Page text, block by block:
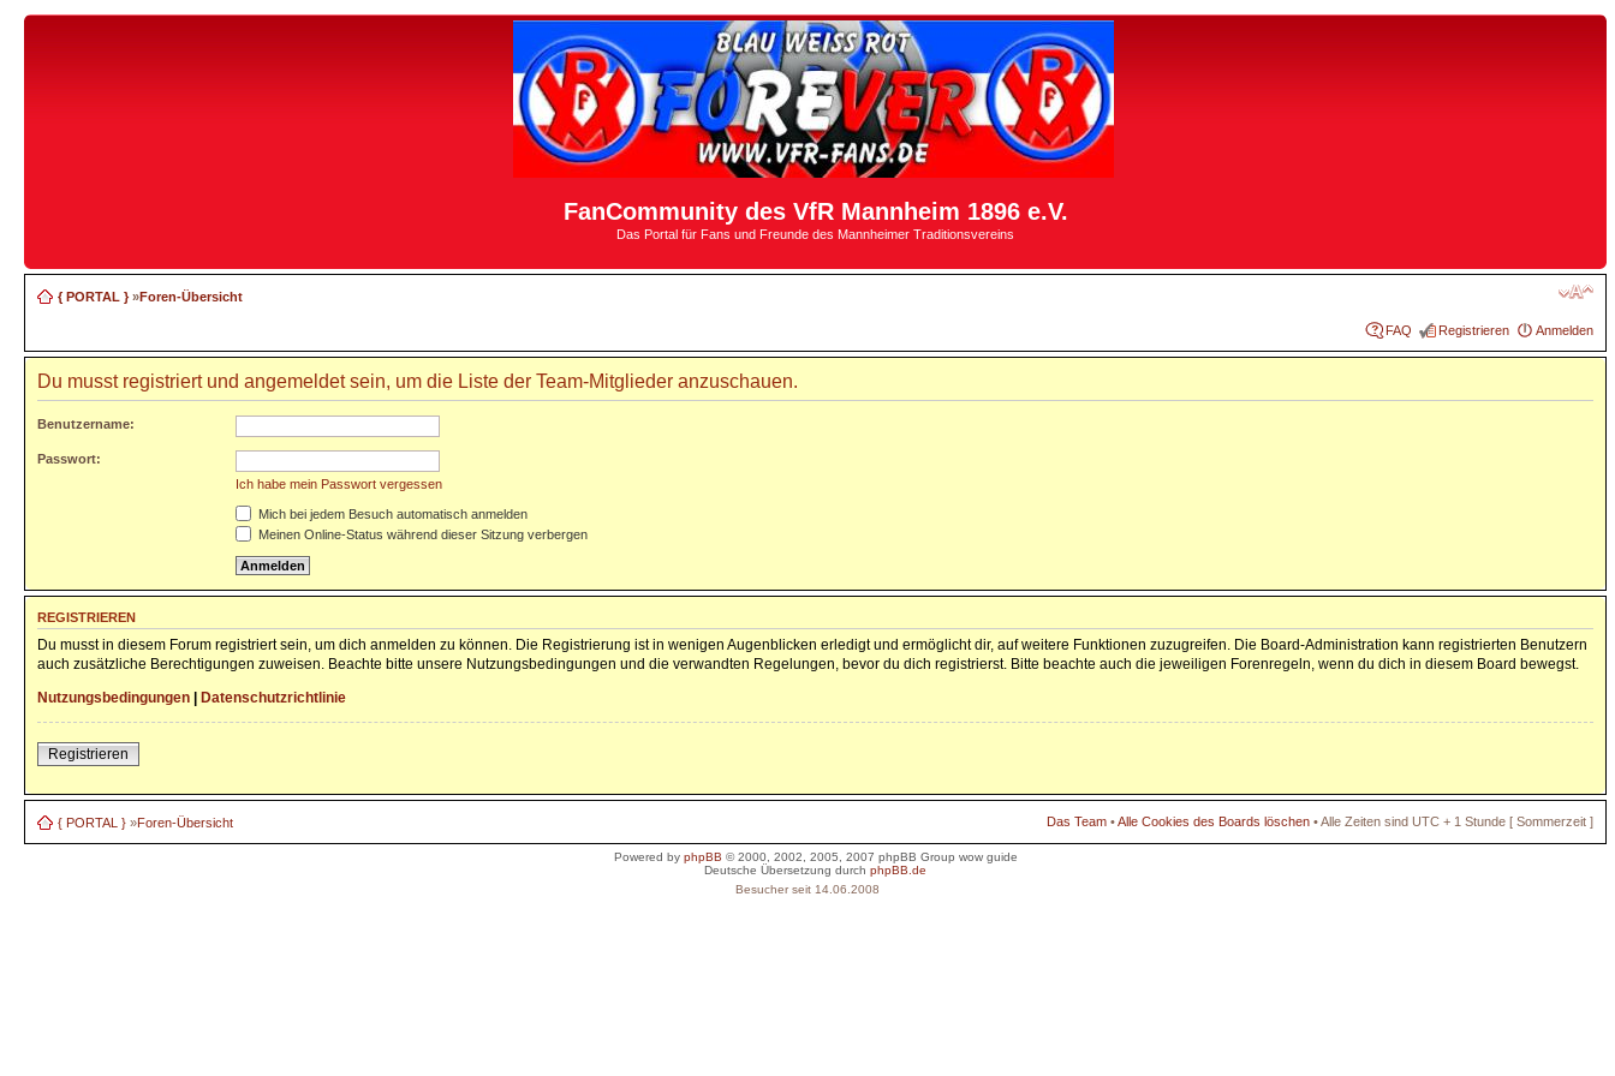
FanCommunity des VfR Mannheim 1896 e.V.
Das Portal für Fans und Freunde des Mannheimer Traditionsvereins
{ PORTAL }»Foren-Übersicht
FAQ Registrieren Anmelden
Du musst registriert und angemeldet sein, um die Liste der Team-Mitglieder anzuschauen.
Benutzername:
Passwort:
Ich habe mein Passwort vergessen
Mich bei jedem Besuch automatisch anmelden
Meinen Online-Status während dieser Sitzung verbergen
REGISTRIEREN
Du musst in diesem Forum registriert sein, um dich anmelden zu können. Die Registrierung ist in wenigen Augenblicken erledigt und ermöglicht dir, auf weitere Funktionen zuzugreifen. Die Board-Administration kann registrierten Benutzern
auch zusätzliche Berechtigungen zuweisen. Beachte bitte unsere Nutzungsbedingungen und die verwandten Regelungen, bevor du dich registrierst. Bitte beachte auch die jeweiligen Forenregeln, wenn du dich in diesem Board bewegst.
Nutzungsbedingungen
Datenschutzrichtlinie
Registrieren
{ PORTAL } »Foren-Übersicht Das Team •Alle Cookies des Boards löschen • Alle Zeiten sind UTC + 1 Stunde [ Sommerzeit ]
Powered by phpBB © 2000, 2002, 2005, 2007 phpBB Group wow guide
Deutsche Übersetzung durchphpBB.de
Besucher seit 14.06.2008